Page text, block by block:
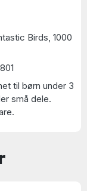
Birds, 1000
til børn under 3
små dele.